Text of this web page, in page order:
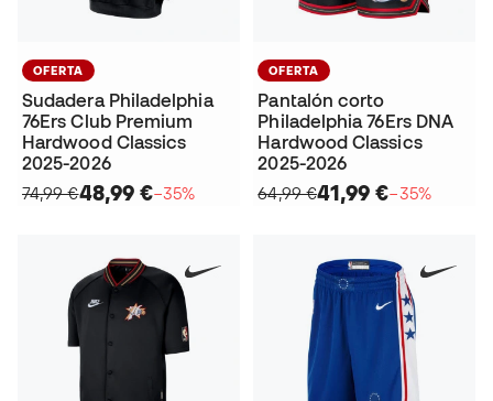
OFERTA
Sudadera Philadelphia
76Ers Club Premium
Hardwood Classics
2025-2026
74,99 €48,99 €−35%
OFERTA
Pantalón corto
Philadelphia 76Ers DNA
Hardwood Classics
2025-2026
64,99 €41,99 €−35%